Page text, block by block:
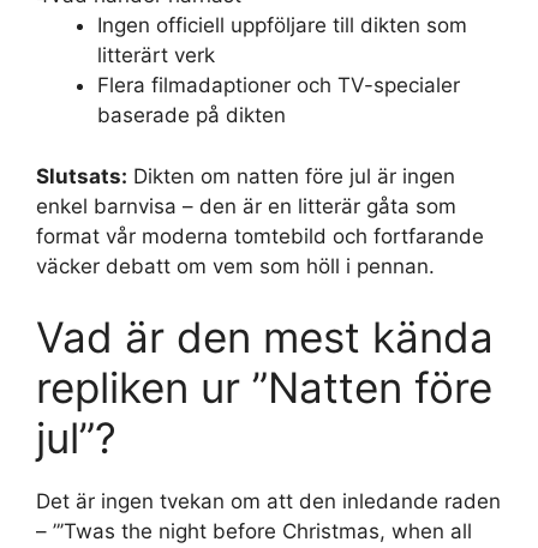
Ingen officiell uppföljare till dikten som
litterärt verk
Flera filmadaptioner och TV-specialer
baserade på dikten
Slutsats: Dikten om natten före jul är ingen
enkel barnvisa – den är en litterär gåta som
format vår moderna tomtebild och fortfarande
väcker debatt om vem som höll i pennan.
Vad är den mest kända
repliken ur ”Natten före
jul”?
Det är ingen tvekan om att den inledande raden
– ”’Twas the night before Christmas, when all